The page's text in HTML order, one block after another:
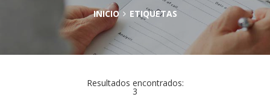
INICIO ETIQUETAS
Resultados encontrados:
3